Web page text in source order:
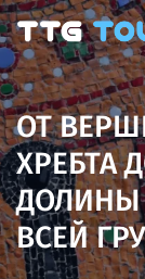
ОТ
ХРЕБТА
ДОЛИНЫ
ВСЕЙ